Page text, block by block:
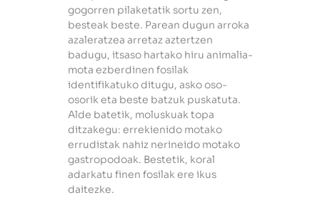
gogorren pilaketatik sortu zen,
besteak beste. Parean dugun arroka
azaleratzea arretaz aztertzen
badugu, itsaso hartako hiru animalia-
mota ezberdinen fosilak
identifikatuko ditugu, asko oso-
osorik eta beste batzuk puskatuta.
Alde batetik, moluskuak topa
ditzakegu: errekienido motako
errudistak nahiz nerineido motako
gastropodoak. Bestetik, koral
adarkatu finen fosilak ere ikus
daitezke.